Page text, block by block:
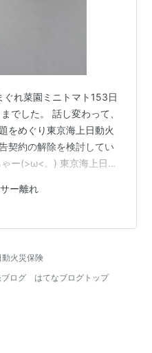
れ菜園ミニトマト153日
でした。 話し変わって、
をめぐり東京海上日動火
契約の解除を検討してい
ー(>ω<。) 東京海上日動
る見通しになっているよ
んヽ(; ﾟдﾟ)ﾉ ﾋﾞｸｯ ビッグ
とくの？？ 東京海上日動
事案に際しまして、お客
ー離れ
火災保険
ログ
はてなブログトップ